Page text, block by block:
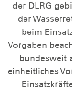
der DLRG
der
beim
Vorgaben
bundesweit
einheitliches